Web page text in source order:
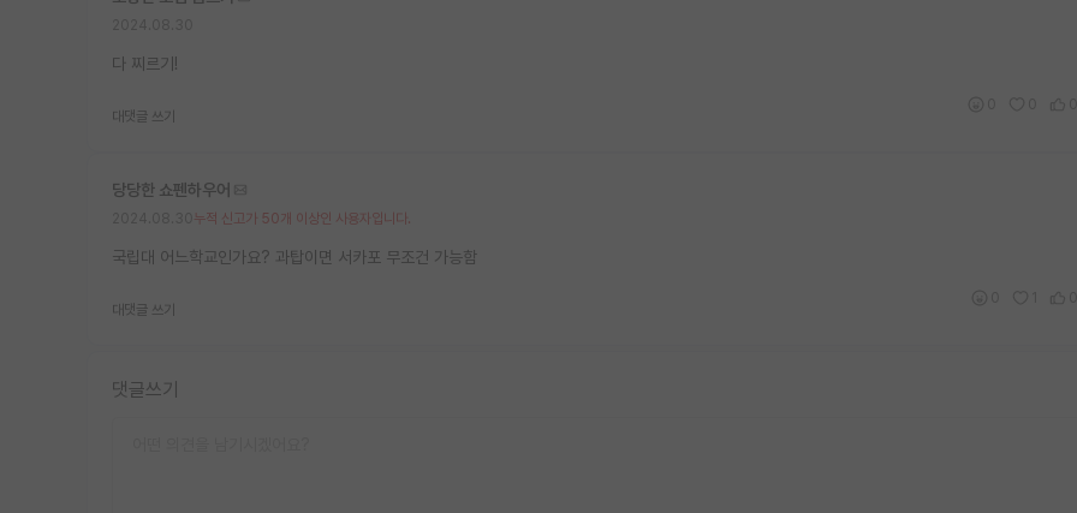
다 찌르기!
대댓글 쓰기
당당한 쇼펜하우어
누적 신고가 50개 이상인 사용자입니다.
국립대 어느학교인가요? 과탑이면 서카포 무조건 가능함
대댓글 쓰기
댓글쓰기